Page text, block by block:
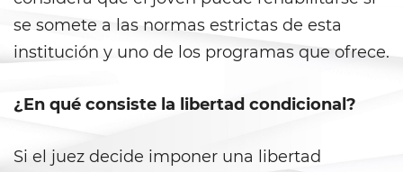
Conducción Imprudente sin
Presencia de Alcohol
Cuarta Ofensa de DUI
DUI Causando Lesiones
se somete a las normas estrictas de esta
institución y uno de los programas que ofrece.
¿En qué consiste la libertad condicional?
Si el juez decide imponer una libertad